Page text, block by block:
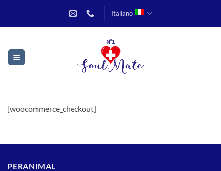
Italiano
[woocommerce_checkout]
PERANIMAL